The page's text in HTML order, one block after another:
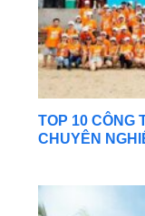
TOP 10 CÔNG
CHUYÊN